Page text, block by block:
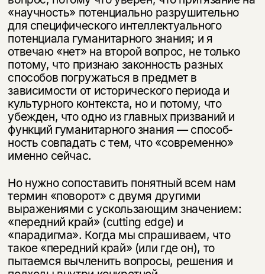
«научность» потенциально разрушительно
для специфического интеллектуального
потенциала гумани­тарного знания; и я
отвечаю «нет» на второй вопрос, не только
потому, что признаю законность разных
способов погружаться в предмет в
зависимости от исторического периода и
культурного контекста, но и потому, что
убежден, что одно из главных призваний и
функций гуманитарного знания — способ­
ность совпадать с тем, что «современно»
именно сейчас.
Но нужно сопоставить понятный всем нам
термин «поворот» с двумя дру­гими
выражениями с ускользающим значением:
«передний край» (cutting edge) и
«парадигма». Когда мы спрашиваем, что
такое «передний край» (или где он), то
пытаемся вычленить вопросы, решения и